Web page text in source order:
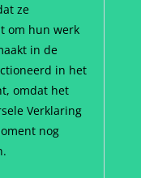
ze
om hun werk
in de
in het
omdat het
Verklaring
nog